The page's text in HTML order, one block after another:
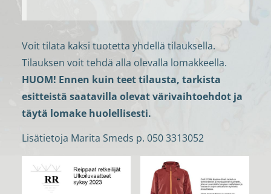
Voit tilata kaksi tuotetta yhdellä tilauksella.
Tilauksen voit tehdä alla olevalla lomakkeella.
HUOM! Ennen kuin teet tilausta, tarkista
esitteistä saatavilla olevat värivaihtoehdot ja
täytä lomake huolellisesti.
Lisätietoja Marita Smeds p. 050 3313052